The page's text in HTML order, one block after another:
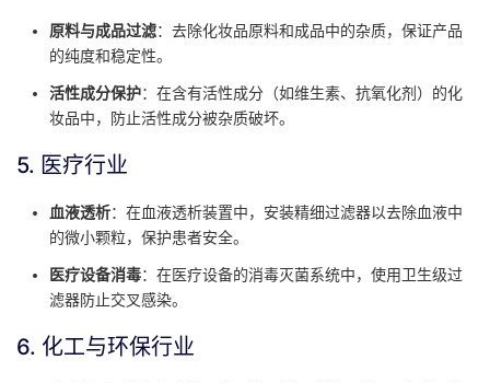
原料与成品过滤：去除化妆品原料和成品中的杂质，保证产品
的纯度和稳定性。
活性成分保护：在含有活性成分（如维生素、抗氧化剂）的化
妆品中，防止活性成分被杂质破坏。
5. 医疗行业
血液透析：在血液透析装置中，安装精细过滤器以去除血液中
的微小颗粒，保护患者安全。
医疗设备消毒：在医疗设备的消毒灭菌系统中，使用卫生级过
滤器防止交叉感染。
6. 化工与环保行业